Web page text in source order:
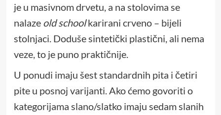
je u masivnom drvetu, a na stolovima se
nalaze old schoolkarirani crveno – bijeli
stolnjaci. Doduše sintetički plastični, ali nema
veze, to je puno praktičnije.
U ponudi imaju šest standardnih pita i četiri
pite u posnoj varijanti. Ako ćemo govoriti o
kategorijama slano/slatko imaju sedam slanih